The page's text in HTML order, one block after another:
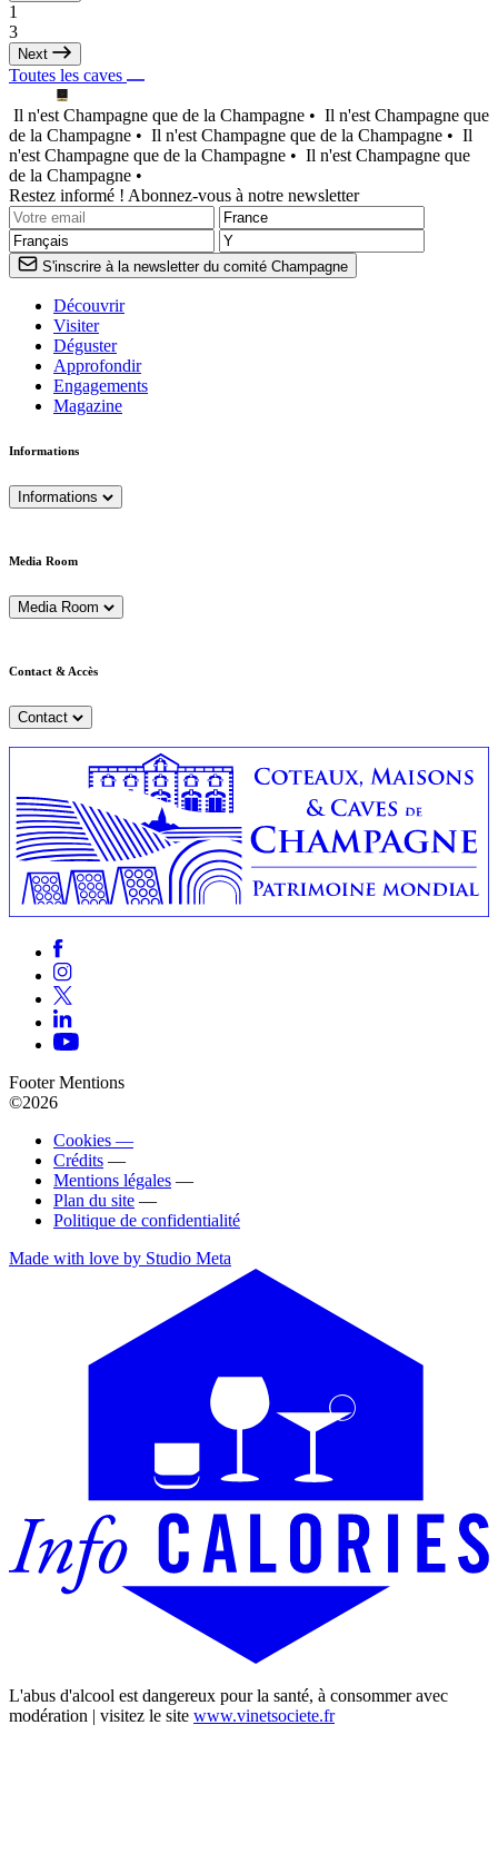
1
3
Next
Toutes les caves
Il n'est Champagne que de la Champagne • Il n'est Champagne que
de la Champagne • Il n'est Champagne que de la Champagne • Il
n'est Champagne que de la Champagne • Il n'est Champagne que
de la Champagne •
Restez informé ! Abonnez-vous à notre newsletter
S'inscrire à la newsletter du comité Champagne
Découvrir
Visiter
Déguster
Approfondir
Engagements
Magazine
Informations
Informations
Media Room
Media Room
Contact & Accès
Contact
Footer Mentions
©2026
Cookies —
Crédits —
Mentions légales —
Plan du site —
Politique de confidentialité
Made with love by Studio Meta
L'abus d'alcool est dangereux pour la santé, à consommer avec
modération | visitez le site www.vinetsociete.fr